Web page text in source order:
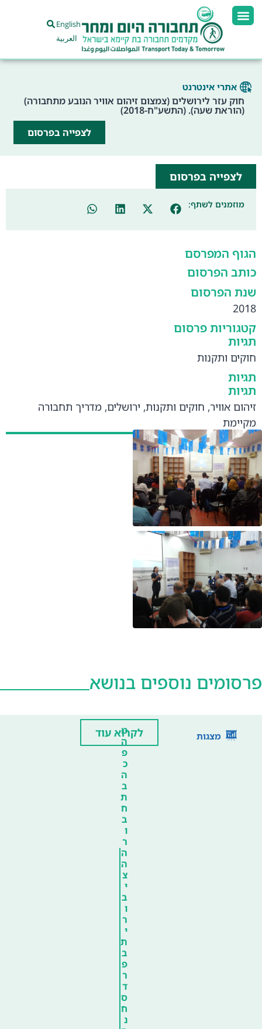
English
العربية
אתרי אינטרנט
חוק עזר לירושלים (צמצום זיהום אוויר הנובע מתחבורה)
(הוראת שעה). (התשע"ח-2018)
לצפייה בפרסום
לצפייה בפרסום
מוזמנים לשתף:
הגוף המפרסם
כותב הפרסום
שנת הפרסום
2018
קטגוריות פרסום
תגיות
חוקים ותקנות
תגיות
תגיות
זיהום אוויר, חוקים ותקנות, ירושלים, מדריך תחבורה
מקיימת
פרסומים נוספים בנושא
מצגות
מ
ה
פ
כ
ה
ב
ת
ח
ב
ו
ר
ה
ה
צ
י
ב
ו
ר
י
ת
ב
פ
ר
ד
ס
ח
נ
לקרוא עוד